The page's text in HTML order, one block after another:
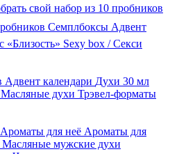
свой набор из 10 пробников
Семплбоксы Адвент
«Близость» Sexy box / Секси
Адвент календари Духи 30 мл
Масляные духи Трэвел-форматы
Ароматы для неё Ароматы для
Масляные мужские духи